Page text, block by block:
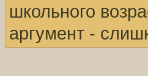
школьного
аргумент -